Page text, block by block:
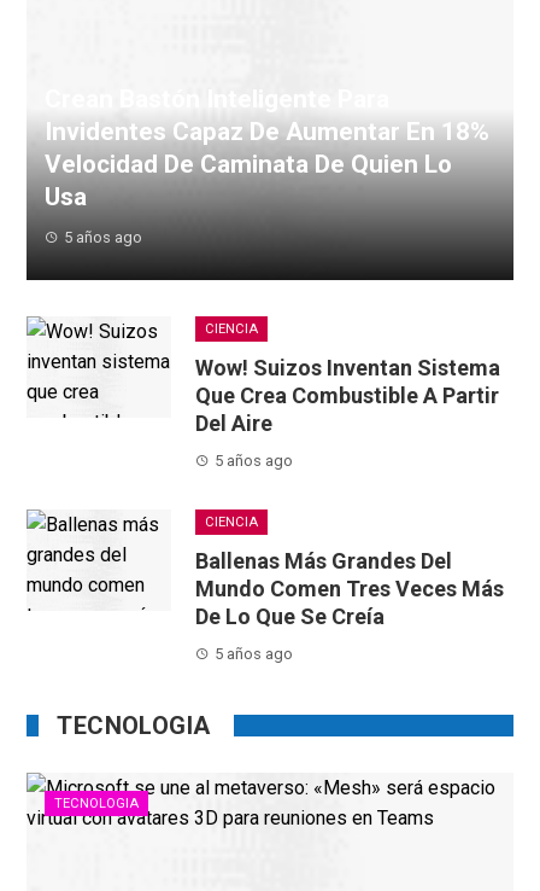
Invidentes Capaz De Aumentar En 18%
Velocidad De Caminata De Quien Lo
Usa
5 años ago
Los bastones blancos ayudan a muchas personas con
terceras personas. Sin embargo, la te...
CIENCIA
Wow! Suizos Inventan Sistema
Que Crea Combustible A Partir
Del Aire
5 años ago
CIENCIA
Ballenas Más Grandes Del
Mundo Comen Tres Veces Más
De Lo Que Se Creía
5 años ago
TECNOLOGIA
TECNOLOGIA